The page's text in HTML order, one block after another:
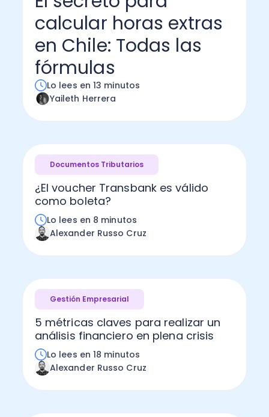
Administración Empresarial
Ver todo
Software Factura y Administración
Ver Todo
Kits
Autores
calcular horas extras
en Chile: Todas las
fórmulas
Lo lees en 13 minutos
Yaileth Herrera
Documentos Tributarios
¿El voucher Transbank es válido
como boleta?
Lo lees en 8 minutos
Alexander Russo Cruz
Gestión Empresarial
5 métricas claves para realizar un
análisis financiero en plena crisis
Lo lees en 18 minutos
Alexander Russo Cruz